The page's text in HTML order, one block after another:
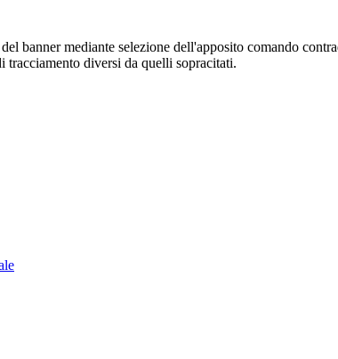
banner mediante selezione dell'apposito comando
tracciamento diversi da quelli sopracitati.